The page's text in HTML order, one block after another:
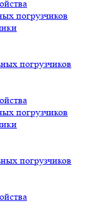
погрузчиков
погрузчиков
погрузчиков
погрузчиков